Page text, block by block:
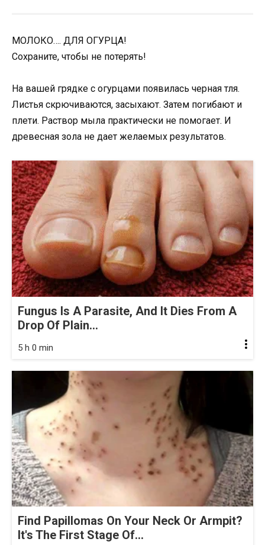
МОЛОКО…. ДЛЯ ОГУРЦА!
Сохраните, чтобы не потерять!
На вашей грядке с огурцами появилась черная тля.
Листья скрючиваются, засыхают. Затем погибают и
плети. Раствор мыла практически не помогает. И
древесная зола не дает желаемых результатов.
Fungus Is A Parasite, And It Dies From A
Drop Of Plain...
5 h 0 min
Find Papillomas On Your Neck Or Armpit?
It's The First Stage Of...